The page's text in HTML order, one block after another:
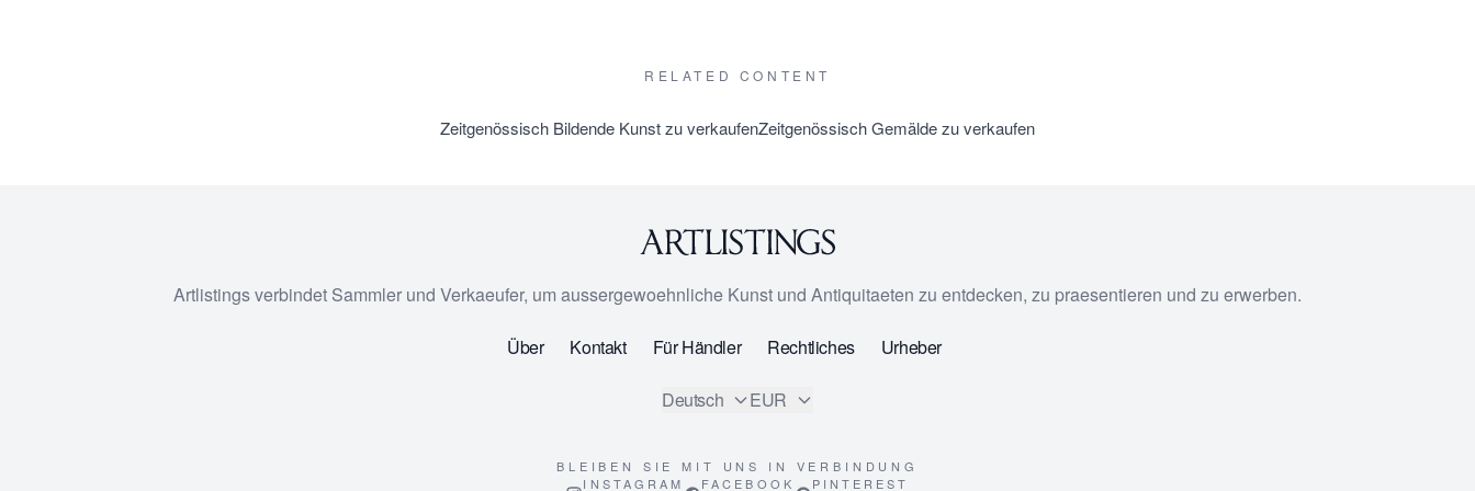
RELATED CONTENT
Zeitgenössisch Bildende Kunst zu verkaufenZeitgenössisch Gemälde zu verkaufen
Artlistings verbindet Sammler und Verkaeufer, um aussergewoehnliche Kunst und Antiquitaeten zu entdecken, zu praesentieren und zu erwerben.
Über Kontakt Für Händler Rechtliches Urheber
Deutsch EUR
BLEIBEN SIE MIT UNS IN VERBINDUNG
INSTAGRAM
FACEBOOK PINTEREST